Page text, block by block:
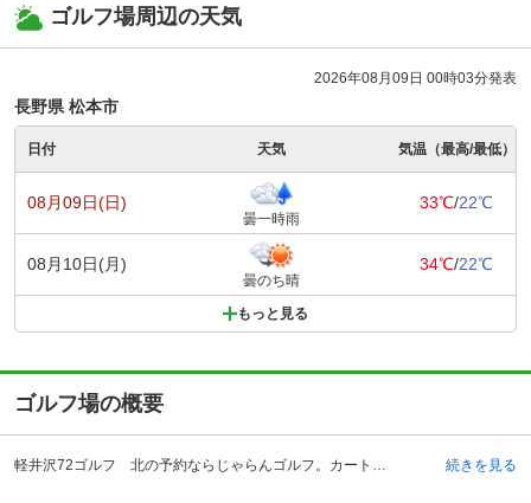
ゴルフ場周辺の天気
2026年08月09日 00時03分発表
長野県 松本市
日付 天気 気温（最高/最低）
08月09日(日)
曇一時雨
33℃/22℃
08月10日(月)
曇のち晴
34℃/22℃
もっと見る
ゴルフ場の概要
軽井沢72ゴルフ 北の予約ならじゃらんゴルフ。カートの有無や利用税、キャンセル料、ナイター設備、駐車場などのコース情報はもちろん、口コミ、フォトギャラリーなどコースの難易度や攻略に役立つ情報充実、予約する度にポイントが貯まるのでお得にゴルフをお楽しみ頂けます。 軽井沢72ゴルフ北コースは、長野県北佐久郡軽井沢町にあります。東西南北と4つのコースからなる、スケールの大きなゴルフ場です。アクセス方法は、車と鉄道があり、車では上信越自動車道碓氷軽井沢インターチェンジを降り、道なりに9キロ進みます。鉄道の場合は、ＪＲ長野新幹線軽井沢駅が最寄り駅で、駅南口からタクシーで約13分かかります。軽井沢72ゴルフ北コースは、これまでにトーナメントを開催したこともある本格派なゴルフ場です。冬期期間はクローズとなりますが、営業中は無休で利用できます。都内から約1時間のところに位置する軽井沢72ゴルフ北コースには、付属施設として、レストランや宿泊施設はもちろん、個室のコンペルームも備えています。 続きを見る